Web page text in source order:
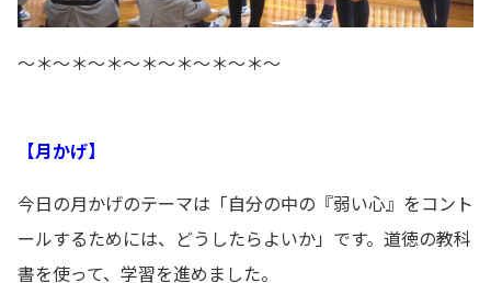
～＊～＊～＊～＊～＊～＊～＊～
【月かげ】
今日の月かげのテーマは「自分の中の『弱い心』をコント
ールするためには、どうしたらよいか」です。道徳の教科
書を使って、学習を進めました。